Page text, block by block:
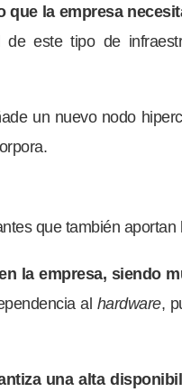
que la empresa
este tipo de
un nuevo nodo
que también
la empresa, siendo
al hardware,
una alta